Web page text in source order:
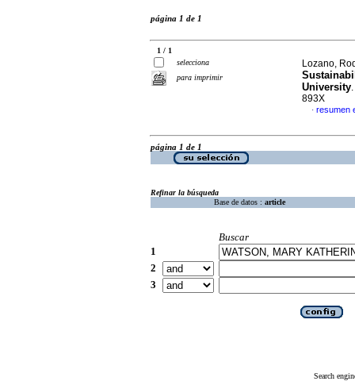
página 1 de 1
1 / 1
selecciona
para imprimir
Lozano,
University.
893X
· resumen
página 1 de 1
Refinar la búsqueda
Base de datos : article
Buscar
1
2
3
Search